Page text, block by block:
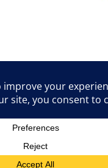
tippek & trükkök
powered by Media1•